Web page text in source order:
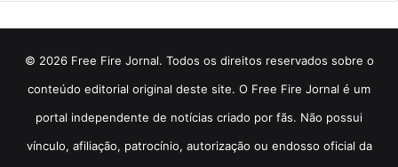
© 2026 Free Fire Jornal. Todos os direitos reservados sobre o
conteúdo editorial original deste site. O Free Fire Jornal é um
portal independente de notícias criado por fãs. Não possui
vínculo, afiliação, patrocínio, autorização ou endosso oficial da